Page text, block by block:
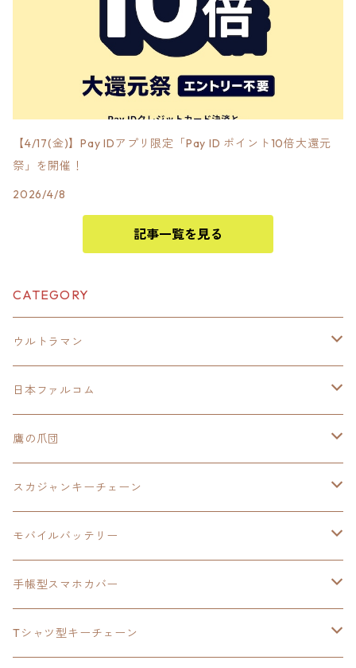
【4/17(金)】Pay IDアプリ限定「Pay ID ポイント10倍大還元
祭」を開催！
2026/4/8
記事一覧を見る
CATEGORY
ウルトラマン
モバイルバッテリー
スカジャンキーチェーン
スカジャン
シャツ
日本ファルコム
イースⅧ
モバイルバッテリー
手帳型スマホカバー
東亰ザナドゥ
閃の軌跡Ⅲ
モバイルバッテリー
手帳型スマホカバー
閃の軌跡Ⅳ
手帳型スマホカバー
軌跡シリーズ
鷹の爪団
モバイルバッテリー
手帳型スマホカバー
スカジャンキーチェーン
ウルトラマンシリーズ
日本ファルコム
閃の軌跡Ⅲ
モバイルバッテリー
ウルトラマン
鷹の爪
手帳型スマホカバー
鷹の爪団
Tシャツ型キーチェーン